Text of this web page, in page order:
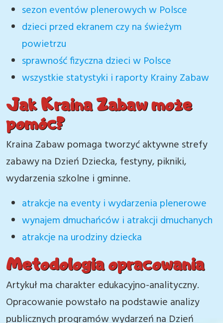
sezon eventów plenerowych w Polsce
dzieci przed ekranem czy na świeżym
powietrzu
sprawność fizyczna dzieci w Polsce
wszystkie statystyki i raporty Krainy Zabaw
Jak Kraina Zabaw może
pomóc?
Kraina Zabaw pomaga tworzyć aktywne strefy
zabawy na Dzień Dziecka, festyny, pikniki,
wydarzenia szkolne i gminne.
atrakcje na eventy i wydarzenia plenerowe
wynajem dmuchańców i atrakcji dmuchanych
atrakcje na urodziny dziecka
Metodologia opracowania
Artykuł ma charakter edukacyjno-analityczny.
Opracowanie powstało na podstawie analizy
publicznych programów wydarzeń na Dzień